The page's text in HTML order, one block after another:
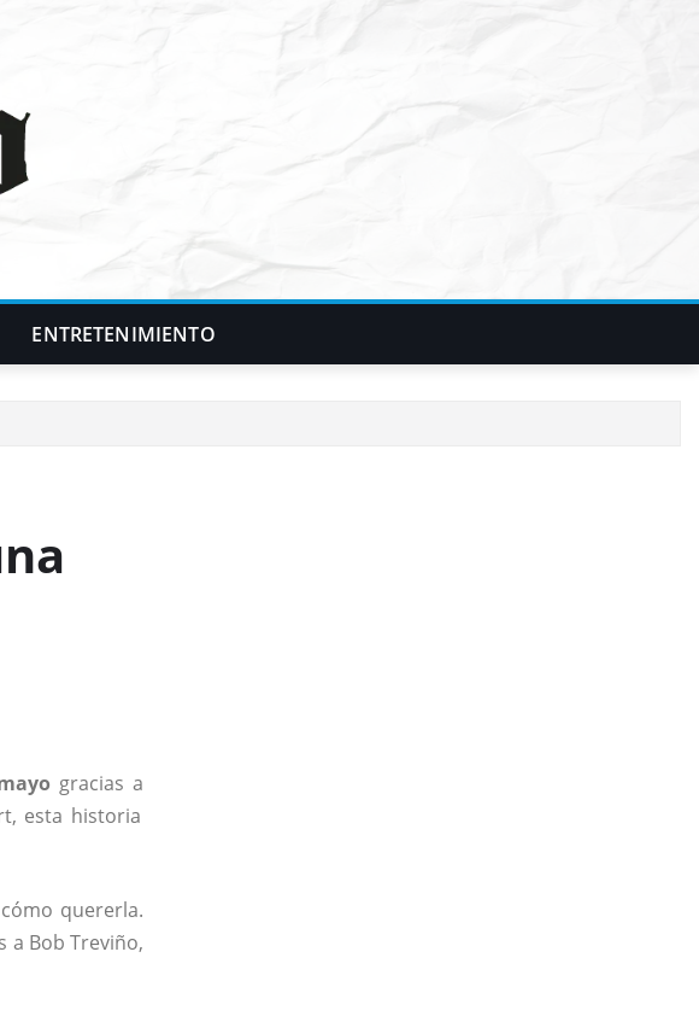
ENTRETENIMIENTO
gracias a
esta historia
quererla.
a Bob Treviño,